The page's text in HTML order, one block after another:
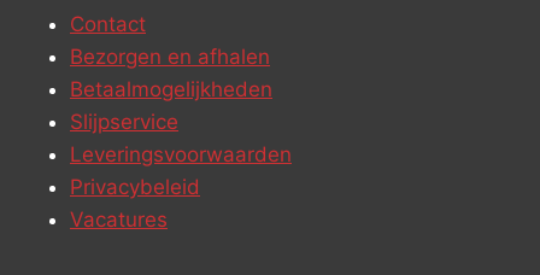
Contact
Bezorgen en afhalen
Betaalmogelijkheden
Slijpservice
Leveringsvoorwaarden
Privacybeleid
Vacatures